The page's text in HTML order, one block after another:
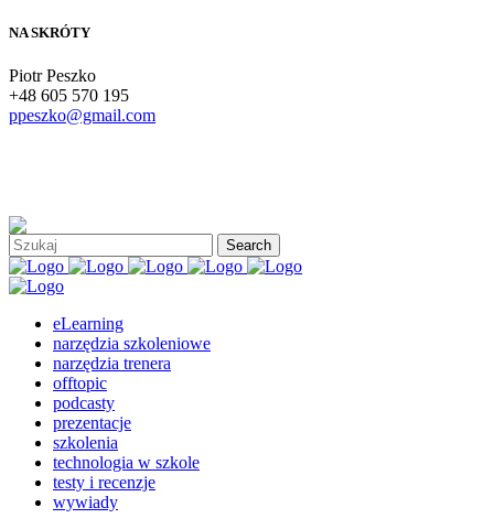
NA SKRÓTY
Piotr Peszko
+48 605 570 195
ppeszko@gmail.com
eLearning
narzędzia szkoleniowe
narzędzia trenera
offtopic
podcasty
prezentacje
szkolenia
technologia w szkole
testy i recenzje
wywiady